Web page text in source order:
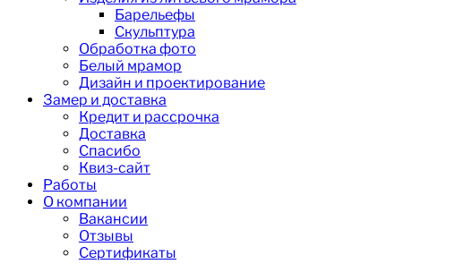
Барельефы
Скульптура
Обработка фото
Белый мрамор
Дизайн и проектирование
Замер и доставка
Кредит и рассрочка
Доставка
Спасибо
Квиз-сайт
Работы
О компании
Вакансии
Отзывы
Сертификаты